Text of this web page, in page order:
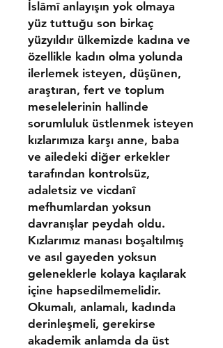
İslâmî anlayışın yok olmaya
yüz tuttuğu son birkaç
yüzyıldır ülkemizde kadına ve
özellikle kadın olma yolunda
ilerlemek isteyen, düşünen,
araştıran, fert ve toplum
meselelerinin hallinde
sorumluluk üstlenmek isteyen
kızlarımıza karşı anne, baba
ve ailedeki diğer erkekler
tarafından kontrolsüz,
adaletsiz ve vicdanî
mefhumlardan yoksun
davranışlar peydah oldu.
Kızlarımız manası boşaltılmış
ve asıl gayeden yoksun
geleneklerle kolaya kaçılarak
içine hapsedilmemelidir.
Okumalı, anlamalı, kadında
derinleşmeli, gerekirse
akademik anlamda da üst